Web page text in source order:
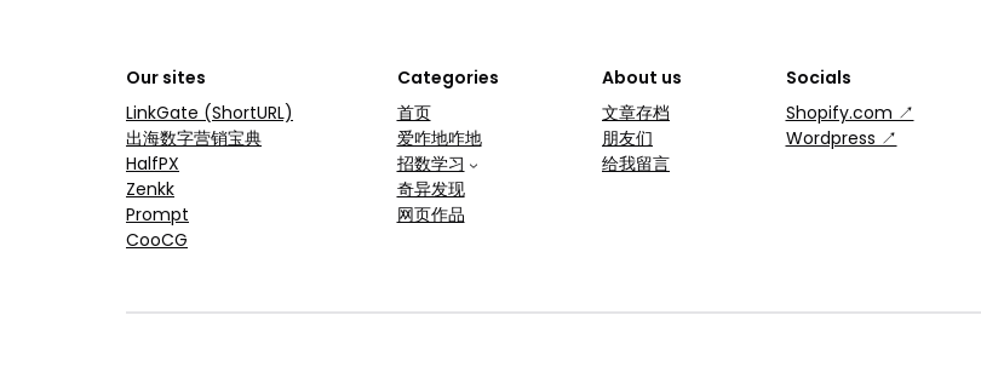
Our sites
LinkGate (ShortURL)
出海数字营销宝典
HalfPX
Zenkk
Prompt
CooCG
Categories
首页
爱咋地咋地
招数学习
奇异发现
网页作品
About us
文章存档
朋友们
给我留言
Socials
Shopify.com ↗
Wordpress ↗